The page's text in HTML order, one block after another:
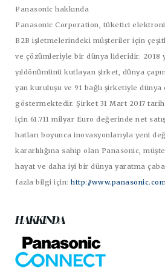
Panasonic hakkında
Panasonic Corporation, tüketici
B2B işletmelerindeki müşteriler için
ve çözümleriyle bir dünya lideridir. 2018
yıldönümünü kutlayan şirket, dünya
yan kuruluşu ve 91 bağlı şirketiyle dünya
göstermektedir. Şirket 31 Mart 2017
için 61.711 milyar Euro değerinde net
hatları boyunca inovasyonlarıyla yeni
kararlılığına sahip olan Panasonic,
hayat ve daha iyi bir dünya yaratma
fazla bilgi için: http://
HAKKINDA